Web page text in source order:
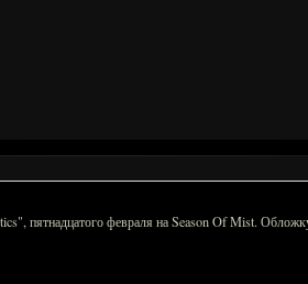
пятнадцатого февраля на Season Of Mist.